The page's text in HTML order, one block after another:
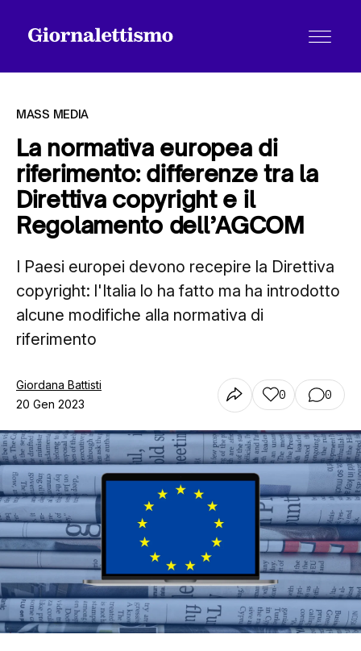
Tutti gli articoli
Chi siamo
Contatti
MASS MEDIA
La normativa europea di
riferimento: differenze tra la
Direttiva copyright e il
Regolamento dell’AGCOM
I Paesi europei devono recepire la Direttiva
copyright: l'Italia lo ha fatto ma ha introdotto
alcune modifiche alla normativa di
riferimento
Giordana Battisti
20 Gen 2023
0 0